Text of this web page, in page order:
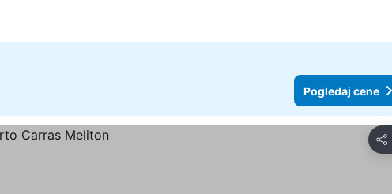
Pogledaj cene
Deli